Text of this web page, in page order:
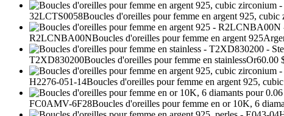
32LCTS0058Boucles d'oreilles pour femme en argent 925, cubic
R2LCNBA00NBoucles d'oreilles pour femme en argent 925
T2XD830200Boucles d'oreilles pour femme en stainlessOr60.00
H2276-051-14Boucles d'oreilles pour femme en argent 925,
FC0AMV-6F28Boucles d'oreilles pour femme en or 10K, 6